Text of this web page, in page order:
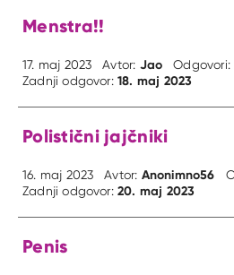
Menstra!!
17. maj 2023 Avtor: Jao Odgovori:
Zadnji odgovor:18. maj 2023
Polistični jajčniki
16. maj 2023 Avtor: Anonimno56
Zadnji odgovor:20. maj 2023
Penis